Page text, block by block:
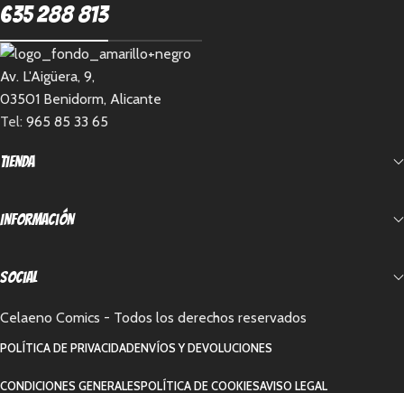
635 288 813
Av. L'Aigüera, 9,
03501 Benidorm, Alicante
Tel: 965 85 33 65
Tienda
Información
Social
Celaeno Comics - Todos los derechos reservados
POLÍTICA DE PRIVACIDADENVÍOS Y DEVOLUCIONES
CONDICIONES GENERALESPOLÍTICA DE COOKIESAVISO LEGAL